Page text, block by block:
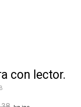
con lector.